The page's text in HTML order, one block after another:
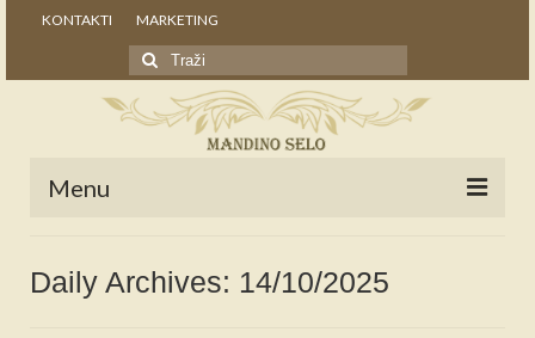
KONTAKTI MARKETING
Search
for:
Menu
NOVOSTI
Daily Archives: 14/10/2025